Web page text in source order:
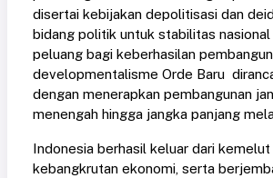
disertai kebijakan depolitisasi dan
bidang politik untuk stabilitas
peluang bagi keberhasilan
developmentalisme Orde Baru
dengan menerapkan pembangunan
menengah hingga jangka panjang
Indonesia berhasil keluar dari kemelut
kebangkrutan ekonomi, serta